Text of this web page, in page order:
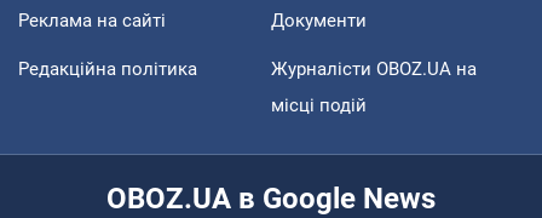
Реклама на сайті Документи
Редакційна політика
Журналісти OBOZ.UA на
місці подій
OBOZ.UA в Google News